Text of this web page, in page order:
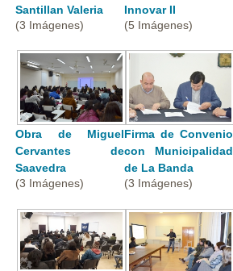
Santillan Valeria
(3 Imágenes)
Innovar II
(5 Imágenes)
Obra de Miguel
Cervantes de
Saavedra
(3 Imágenes)
Firma de Convenio
con Municipalidad
de La Banda
(3 Imágenes)